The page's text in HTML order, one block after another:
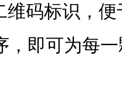
维码标识，
，即可为每